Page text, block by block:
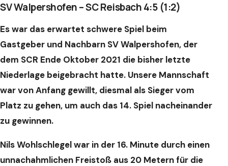
SV Walpershofen – SC Reisbach 4:5 (1:2)
Es war das erwartet schwere Spiel beim
Gastgeber und Nachbarn SV Walpershofen, der
dem SCR Ende Oktober 2021 die bisher letzte
Niederlage beigebracht hatte. Unsere Mannschaft
war von Anfang gewillt, diesmal als Sieger vom
Platz zu gehen, um auch das 14. Spiel nacheinander
zu gewinnen.
Nils Wohlschlegel war in der 16. Minute durch einen
unnachahmlichen Freistoß aus 20 Metern für die